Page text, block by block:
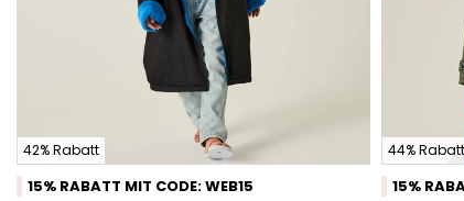
42% Rabatt
15% RABATT MIT CODE: WEB15
44% Rabatt
15%